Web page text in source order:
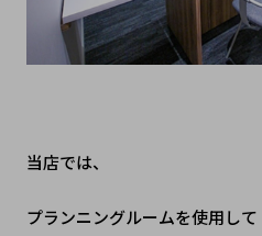
当店では、
プランニングルームを使用して